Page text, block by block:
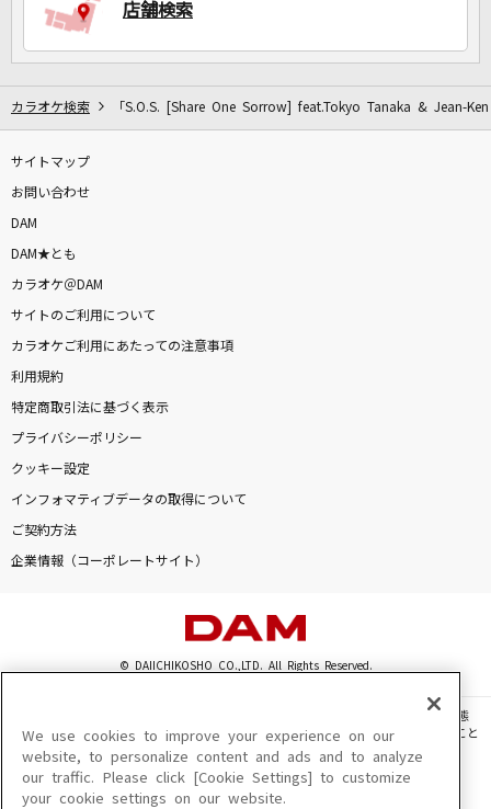
店舗検索
カラオケ検索 「S.O.S. [Share One Sorrow] feat.Tokyo Tanaka & Jean-
サイトマップ
お問い合わせ
DAM
DAM★とも
カラオケ＠DAM
サイトのご利用について
カラオケご利用にあたっての注意事項
利用規約
特定商取引法に基づく表示
プライバシーポリシー
クッキー設定
インフォマティブデータの取得について
ご契約方法
企業情報（コーポレートサイト）
© DAIICHIKOSHO CO.,LTD. All Rights Reserved.
このサイトに掲載されている一切の文章・画像・写真・動画・音声等を、手段や形態
を問わず、著作権法の定める範囲を超えて無断で複製、転載、ファイル化などすること
を禁じます。
楽曲及びコンテンツは、機種によりご利用いただけない場合があります。
楽曲及びコンテンツの配信日、配信内容が変更になる場合があります。
We use cookies to improve your experience on our
website, to personalize content and ads and to analyze
our traffic. Please click [Cookie Settings] to customize
your cookie settings on our website.